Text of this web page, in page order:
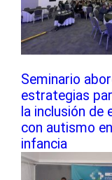
Seminario
estrategias
la inclusión de
con autismo
infancia